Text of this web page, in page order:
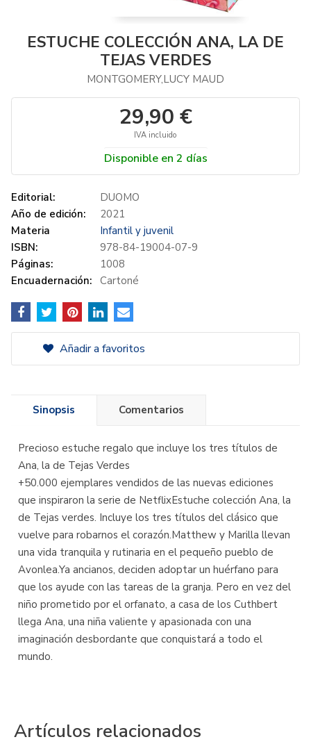
ESTUCHE COLECCIÓN ANA, LA DE
TEJAS VERDES
MONTGOMERY,LUCY MAUD
29,90 €
IVA incluido
Disponible en 2 días
Editorial:
DUOMO
Año de edición:
2021
Materia
Infantil y juvenil
ISBN:
978-84-19004-07-9
Páginas:
1008
Encuadernación: Cartoné
Añadir a favoritos
Sinopsis Comentarios
Precioso estuche regalo que incluye los tres títulos de
Ana, la de Tejas Verdes
+50.000 ejemplares vendidos de las nuevas ediciones
que inspiraron la serie de NetflixEstuche colección Ana, la
de Tejas verdes. Incluye los tres títulos del clásico que
vuelve para robarnos el corazón.Matthew y Marilla llevan
una vida tranquila y rutinaria en el pequeño pueblo de
Avonlea.Ya ancianos, deciden adoptar un huérfano para
que los ayude con las tareas de la granja. Pero en vez del
niño prometido por el orfanato, a casa de los Cuthbert
llega Ana, una niña valiente y apasionada con una
imaginación desbordante que conquistará a todo el
mundo.
Artículos relacionados